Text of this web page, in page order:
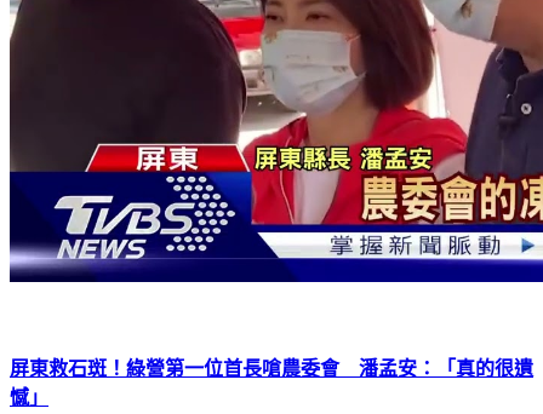
屏東救石斑！綠營第一位首長嗆農委會 潘孟安：「真的很遺
憾」